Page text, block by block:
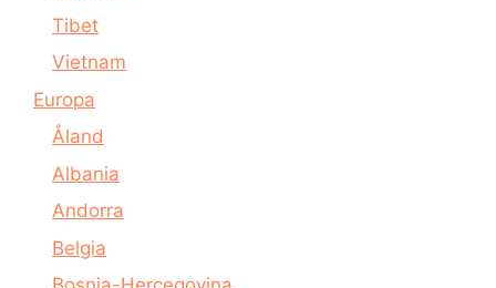
Tibet
Vietnam
Europa
Åland
Albania
Andorra
Belgia